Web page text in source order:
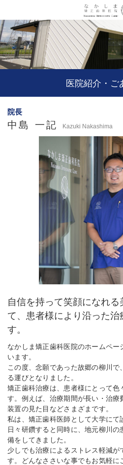
医院紹介・ご
院長
中島 一記 Kazuki Nakashima
自信を持って笑顔になれ
て、患者様により沿った治
す。
なかしま矯正歯科医院のホームペ
います。
この度、念願であった故郷の柳川
る運びとなりました。
矯正歯科治療は、患者様にとって
す。例えば、治療期間が長い・治療
装置の見た目などさまざまです。
私は、矯正歯科医師として大学にて
日々研鑽すると同時に、地元柳川
備をしてきました。
少しでも治療によるストレス軽減が
す。どんなささいな事でもお気軽に